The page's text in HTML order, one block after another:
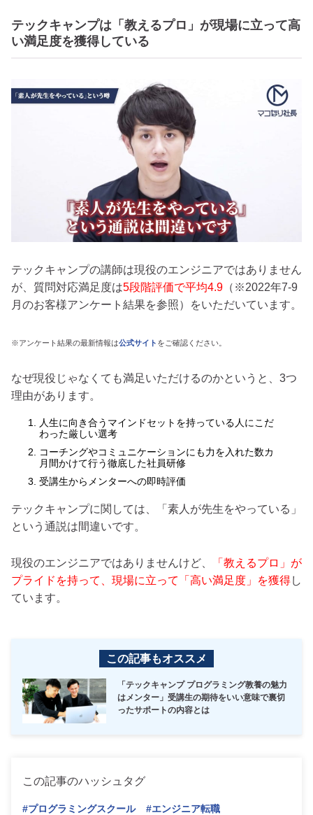
テックキャンプは「教えるプロ」が現場に立って高
い満足度を獲得している
テックキャンプの講師は現役のエンジニアではありません
が、質問対応満足度は5段階評価で平均4.9 （※2022年7-9
月のお客様アンケート結果を参照）をいただいています。
※アンケート結果の最新情報は公式サイト をご確認ください。
なぜ現役じゃなくても満足いただけるのかというと、3つ
理由があります。
人生に向き合うマインドセットを持っている人にこだ
わった厳しい選考
コーチングやコミュニケーションにも力を入れた数カ
月間かけて行う徹底した社員研修
受講生からメンターへの即時評価
テックキャンプに関しては、「素人が先生をやっている」
という通説は間違いです。
現役のエンジニアではありませんけど、
「教えるプロ」が
プライドを持って、現場に立って「高い満足度」を獲得し
ています。
この記事もオススメ
「テックキャンプ プログラミング教養の魅力
はメンター」受講生の期待をいい意味で裏切
ったサポートの内容とは
この記事のハッシュタグ
#プログラミングスクール
#エンジニア転職